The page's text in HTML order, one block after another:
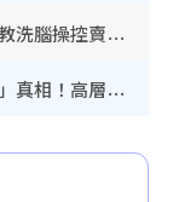
銀行高層「沉船」爆案中案！驚揭邪教洗腦操控賣淫被吞600萬 幕後黑手講多錯多
林芊妤親解12年前「殘廁Gathering」真相！高層解約一句話重創尊嚴至今拒返TVB